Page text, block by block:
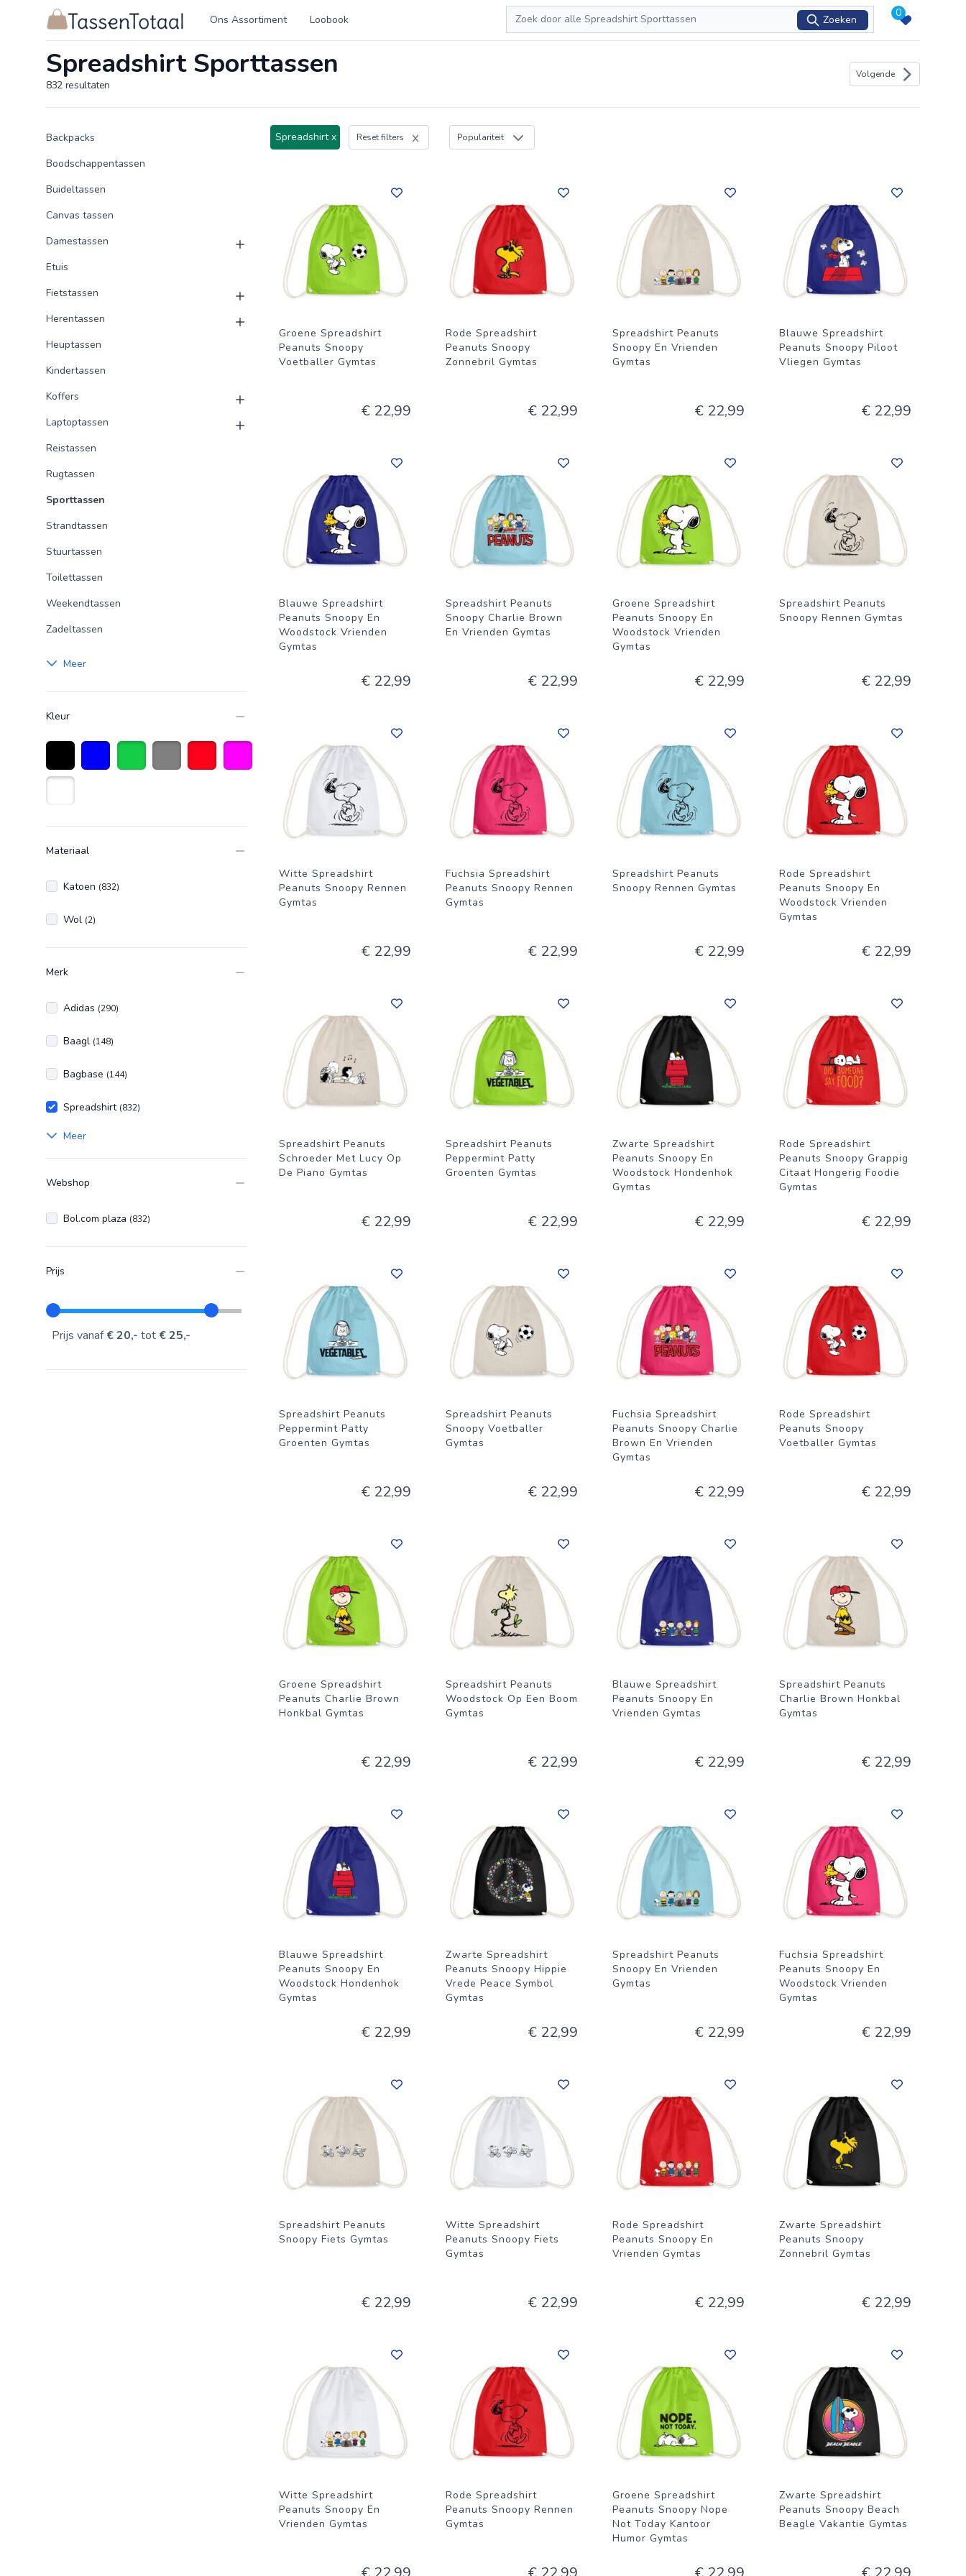
Logo Tassentotaal.nl Ons Assortiment Loobook
Zoeken
Zoeken
0
Spreadshirt Sporttassen
832 resultaten
Volgende
Producten
Product categorieën
Backpacks
Boodschappentassen
Buideltassen
Canvas tassen
Damestassen
Etuis
Fietstassen
Herentassen
Heuptassen
Kindertassen
Koffers
Laptoptassen
Reistassen
Rugtassen
Sporttassen
Strandtassen
Stuurtassen
Toilettassen
Weekendtassen
Zadeltassen
Meer
Kleur
Zwart
Materiaal
Katoen (832)
Wol (2)
Merk
Adidas (290)
Baagl (148)
Bagbase (144)
Spreadshirt (832)
Meer
Webshop
Bol.com plaza (832)
Prijs
Prijs vanaf€ 20,- tot € 25,-
Spreadshirt x Reset filters Populariteit
Groene Spreadshirt
Peanuts Snoopy
Voetballer Gymtas
€ 22,99
Rode Spreadshirt
Peanuts Snoopy
Zonnebril Gymtas
€ 22,99
Spreadshirt Peanuts
Snoopy En Vrienden
Gymtas
€ 22,99
Blauwe Spreadshirt
Peanuts Snoopy Piloot
Vliegen Gymtas
€ 22,99
Blauwe Spreadshirt
Peanuts Snoopy En
Woodstock Vrienden
Gymtas
€ 22,99
Spreadshirt Peanuts
Snoopy Charlie Brown
En Vrienden Gymtas
€ 22,99
Groene Spreadshirt
Peanuts Snoopy En
Woodstock Vrienden
Gymtas
€ 22,99
Spreadshirt Peanuts
Snoopy Rennen Gymtas
€ 22,99
Witte Spreadshirt
Peanuts Snoopy Rennen
Gymtas
€ 22,99
Fuchsia Spreadshirt
Peanuts Snoopy Rennen
Gymtas
€ 22,99
Spreadshirt Peanuts
Snoopy Rennen Gymtas
€ 22,99
Rode Spreadshirt
Peanuts Snoopy En
Woodstock Vrienden
Gymtas
€ 22,99
Spreadshirt Peanuts
Schroeder Met Lucy Op
De Piano Gymtas
€ 22,99
Spreadshirt Peanuts
Peppermint Patty
Groenten Gymtas
€ 22,99
Zwarte Spreadshirt
Peanuts Snoopy En
Woodstock Hondenhok
Gymtas
€ 22,99
Rode Spreadshirt
Peanuts Snoopy Grappig
Citaat Hongerig Foodie
Gymtas
€ 22,99
Spreadshirt Peanuts
Peppermint Patty
Groenten Gymtas
€ 22,99
Spreadshirt Peanuts
Snoopy Voetballer
Gymtas
€ 22,99
Fuchsia Spreadshirt
Peanuts Snoopy Charlie
Brown En Vrienden
Gymtas
€ 22,99
Rode Spreadshirt
Peanuts Snoopy
Voetballer Gymtas
€ 22,99
Groene Spreadshirt
Peanuts Charlie Brown
Honkbal Gymtas
€ 22,99
Spreadshirt Peanuts
Woodstock Op Een Boom
Gymtas
€ 22,99
Blauwe Spreadshirt
Peanuts Snoopy En
Vrienden Gymtas
€ 22,99
Spreadshirt Peanuts
Charlie Brown Honkbal
Gymtas
€ 22,99
Blauwe Spreadshirt
Peanuts Snoopy En
Woodstock Hondenhok
Gymtas
€ 22,99
Zwarte Spreadshirt
Peanuts Snoopy Hippie
Vrede Peace Symbol
Gymtas
€ 22,99
Spreadshirt Peanuts
Snoopy En Vrienden
Gymtas
€ 22,99
Fuchsia Spreadshirt
Peanuts Snoopy En
Woodstock Vrienden
Gymtas
€ 22,99
Spreadshirt Peanuts
Snoopy Fiets Gymtas
€ 22,99
Witte Spreadshirt
Peanuts Snoopy Fiets
Gymtas
€ 22,99
Rode Spreadshirt
Peanuts Snoopy En
Vrienden Gymtas
€ 22,99
Zwarte Spreadshirt
Peanuts Snoopy
Zonnebril Gymtas
€ 22,99
Witte Spreadshirt
Peanuts Snoopy En
Vrienden Gymtas
Rode Spreadshirt
Peanuts Snoopy Rennen
Gymtas
Groene Spreadshirt
Peanuts Snoopy Nope
Not Today Kantoor
Humor Gymtas
Zwarte Spreadshirt
Peanuts Snoopy Beach
Beagle Vakantie Gymtas